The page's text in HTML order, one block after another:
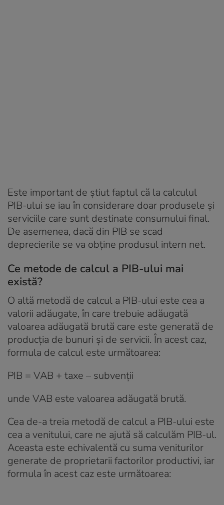
Este important de știut faptul că la calculul
PIB-ului se iau în considerare doar produsele și
serviciile care sunt destinate consumului final.
De asemenea, dacă din PIB se scad
deprecierile se va obține produsul intern net.
Ce metode de calcul a PIB-ului mai
există?
O altă metodă de calcul a PIB-ului este cea a
valorii adăugate, în care trebuie adăugată
valoarea adăugată brută care este generată de
producția de bunuri și de servicii. În acest caz,
formula de calcul este următoarea:
PIB = VAB + taxe – subvenții
unde VAB este valoarea adăugată brută.
Cea de-a treia metodă de calcul a PIB-ului este
cea a venitului, care ne ajută să calculăm PIB-ul.
Aceasta este echivalentă cu suma veniturilor
generate de proprietarii factorilor productivi, iar
formula în acest caz este următoarea: